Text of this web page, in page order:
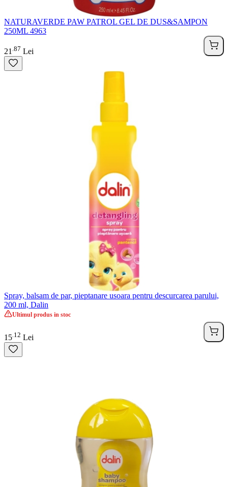
NATURAVERDE PAW PATROL GEL DE DUS&SAMPON
250ML 4963
21 87 Lei
Spray, balsam de par, pieptanare usoara pentru descurcarea parului,
200 ml, Dalin
Ultimul produs in stoc
15 12 Lei